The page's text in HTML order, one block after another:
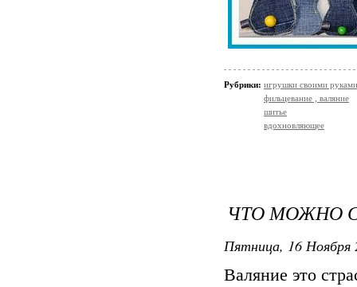
Рубрики: игрушки своими руками
фильцевание , валяние
шитье
вдохновляющее
ЧТО МОЖНО
Пятница, 16 Ноября
Валяние это